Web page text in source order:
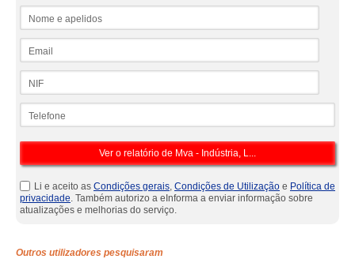
Li e aceito as Condições gerais, Condições de Utilização e Política de
privacidade. Também autorizo a eInforma a enviar informação sobre
atualizações e melhorias do serviço.
Outros utilizadores pesquisaram